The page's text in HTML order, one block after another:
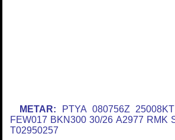
METAR: PTYA 080756Z
FEW017 BKN300 30/26 A2977 RMK
T02950257